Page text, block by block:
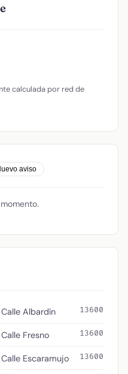
calculada por red de
aviso
Calle Albardín 13600
Calle Fresno 13600
Calle Escaramujo 13600